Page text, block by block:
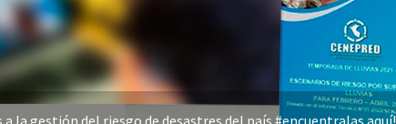
la gestión del riesgo de desastres del país #encuentralas aquí!